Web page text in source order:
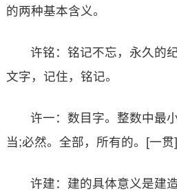
的两种基本含义。
许铭：铭记不忘，永久的
文字，记住，铭记。
许一：数目字。整数中最
当;必然。全部，所有的。[一贯
许建：建的具体意义是建